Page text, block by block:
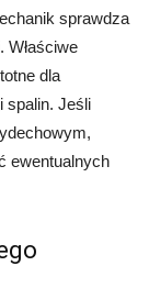
sprawdza
Właściwe
dla
spalin. Jeśli
ewentualnych